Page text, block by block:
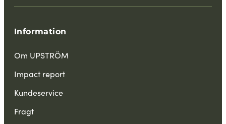
Information
Om UPSTRÖM
Impact report
Kundeservice
Fragt